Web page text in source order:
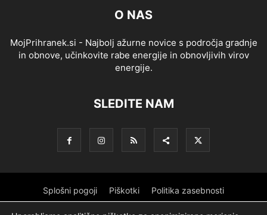
O NAS
MojPrihranek.si - Najbolj ažurne novice s področja gradnje
in obnove, učinkovite rabe energije in obnovljivih virov
energije.
SLEDITE NAM
Splošni pogoji Piškotki Politika zasebnosti
Oglaševanje Partnerji Sofinanciranje Logotip